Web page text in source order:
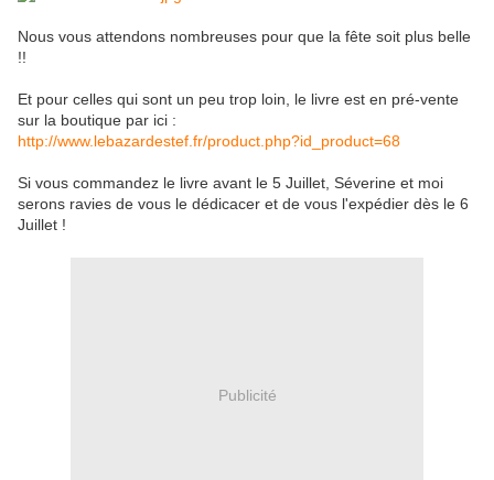
Nous vous attendons nombreuses pour que la fête soit plus belle
!!
Et pour celles qui sont un peu trop loin, le livre est en pré-vente
sur la boutique par ici :
http://www.lebazardestef.fr/product.php?id_product=68
Si vous commandez le livre avant le 5 Juillet, Séverine et moi
serons ravies de vous le dédicacer et de vous l'expédier dès le 6
Juillet !
Publicité